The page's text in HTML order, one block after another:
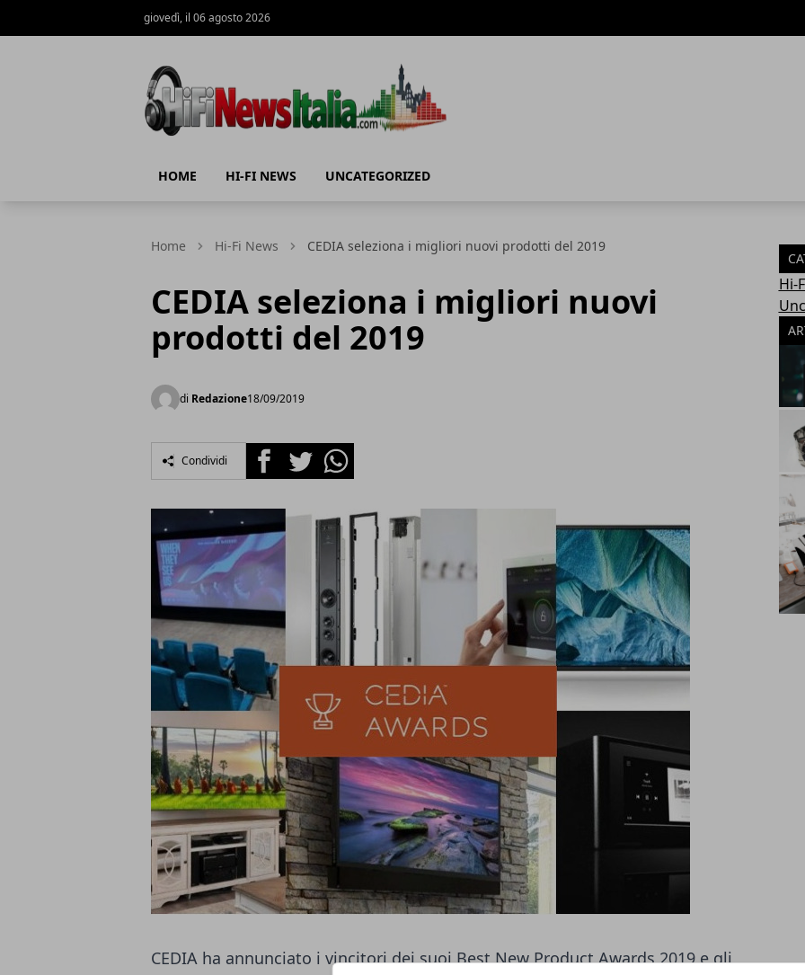
giovedì, il 06 agosto 2026
HOME HI-FI NEWS UNCATEGORIZED
Home Hi-Fi News CEDIA seleziona i migliori nuovi prodotti del 2019
CEDIA seleziona i migliori nuovi
prodotti del 2019
di Redazione18/09/2019
Condividi FacebookTwitterWhatsapp
CEDIA ha annunciato i vincitori dei suoi Best New Product Awards 2019 e gli
Hi-